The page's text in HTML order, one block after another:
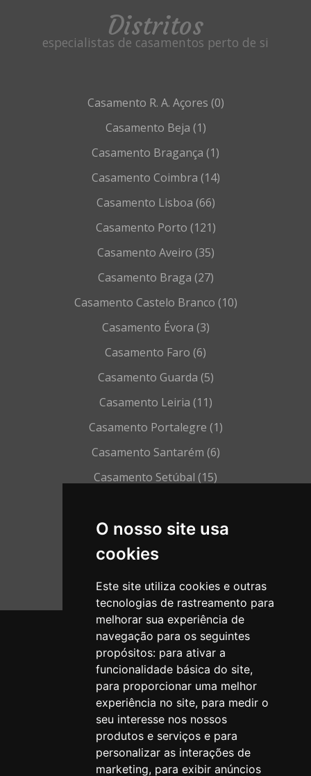
O nosso site usa
cookies
Este site utiliza cookies e outras
tecnologias de rastreamento para
melhorar sua experiência de
navegação para os seguintes
propósitos: para ativar a
funcionalidade básica do site,
para proporcionar uma melhor
experiência no site, para medir o
seu interesse nos nossos
produtos e serviços e para
personalizar as interações de
marketing, para exibir anúncios
Distritos
especialistas de casamentos perto de si
R. A. Açores (0)
Beja (1)
Bragança (1)
Coimbra (14)
Lisboa (66)
Porto (121)
Aveiro (35)
Braga (27)
Castelo Branco (10)
Évora (3)
Faro (6)
Guarda (5)
Leiria (11)
Portalegre (1)
Santarém (6)
Setúbal (15)
Vila Real(6)
SOBRE
TERMOS E CONDIÇÕES
LIVRO DE RECLAMAÇÕES ONLINE
RESOLUÇÃO ALTERNATIVA DE LITÍGIOS
ÁREA PROFISSIONAL